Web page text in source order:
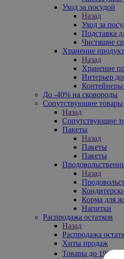
Уход за посудой
Назад
Уход за
Подставка
Чистящие
Хранение
Назад
Хранение
Интерьер
До -40% на сковороды
Сопутствующие товары
Назад
Сопутствующие
Пакеты
Назад
Пакеты
Пакеты
Назад
Корма для
Напитки
Распродажа остатков
Назад
Распродажа
Хиты продаж
Товары до 199₽